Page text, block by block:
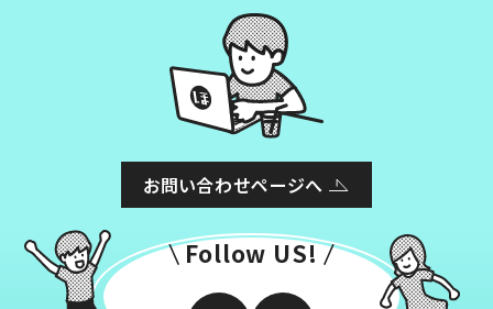
お問い合わせページへ
Follow US!